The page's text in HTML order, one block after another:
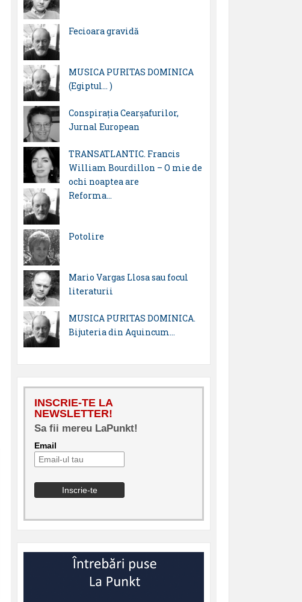
Fecioara gravidă
MUSICA PURITAS DOMINICA
(Egiptul… )
Conspirația Cearșafurilor,
Jurnal European
TRANSATLANTIC. Francis
William Bourdillon – O mie de
ochi noaptea are
Reforma…
Potolire
Mario Vargas Llosa sau focul
literaturii
MUSICA PURITAS DOMINICA.
Bijuteria din Aquincum…
INSCRIE-TE LA
NEWSLETTER!
Sa fii mereu LaPunkt!
Email